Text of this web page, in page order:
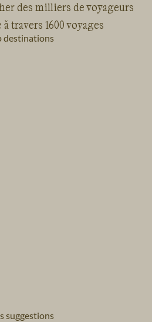
des milliers de voyageurs
travers 1600 voyages
destinations
suggestions